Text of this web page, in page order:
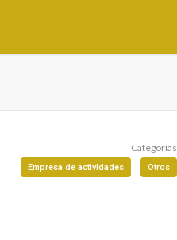
Categorías
Empresa de actividades Otros